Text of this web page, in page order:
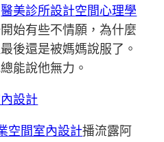
醫美診所設計空間心理學
始有些不情願，為什麼
後還是被媽媽說服了。
能說他無力。
設計
空間室內設計播流露阿